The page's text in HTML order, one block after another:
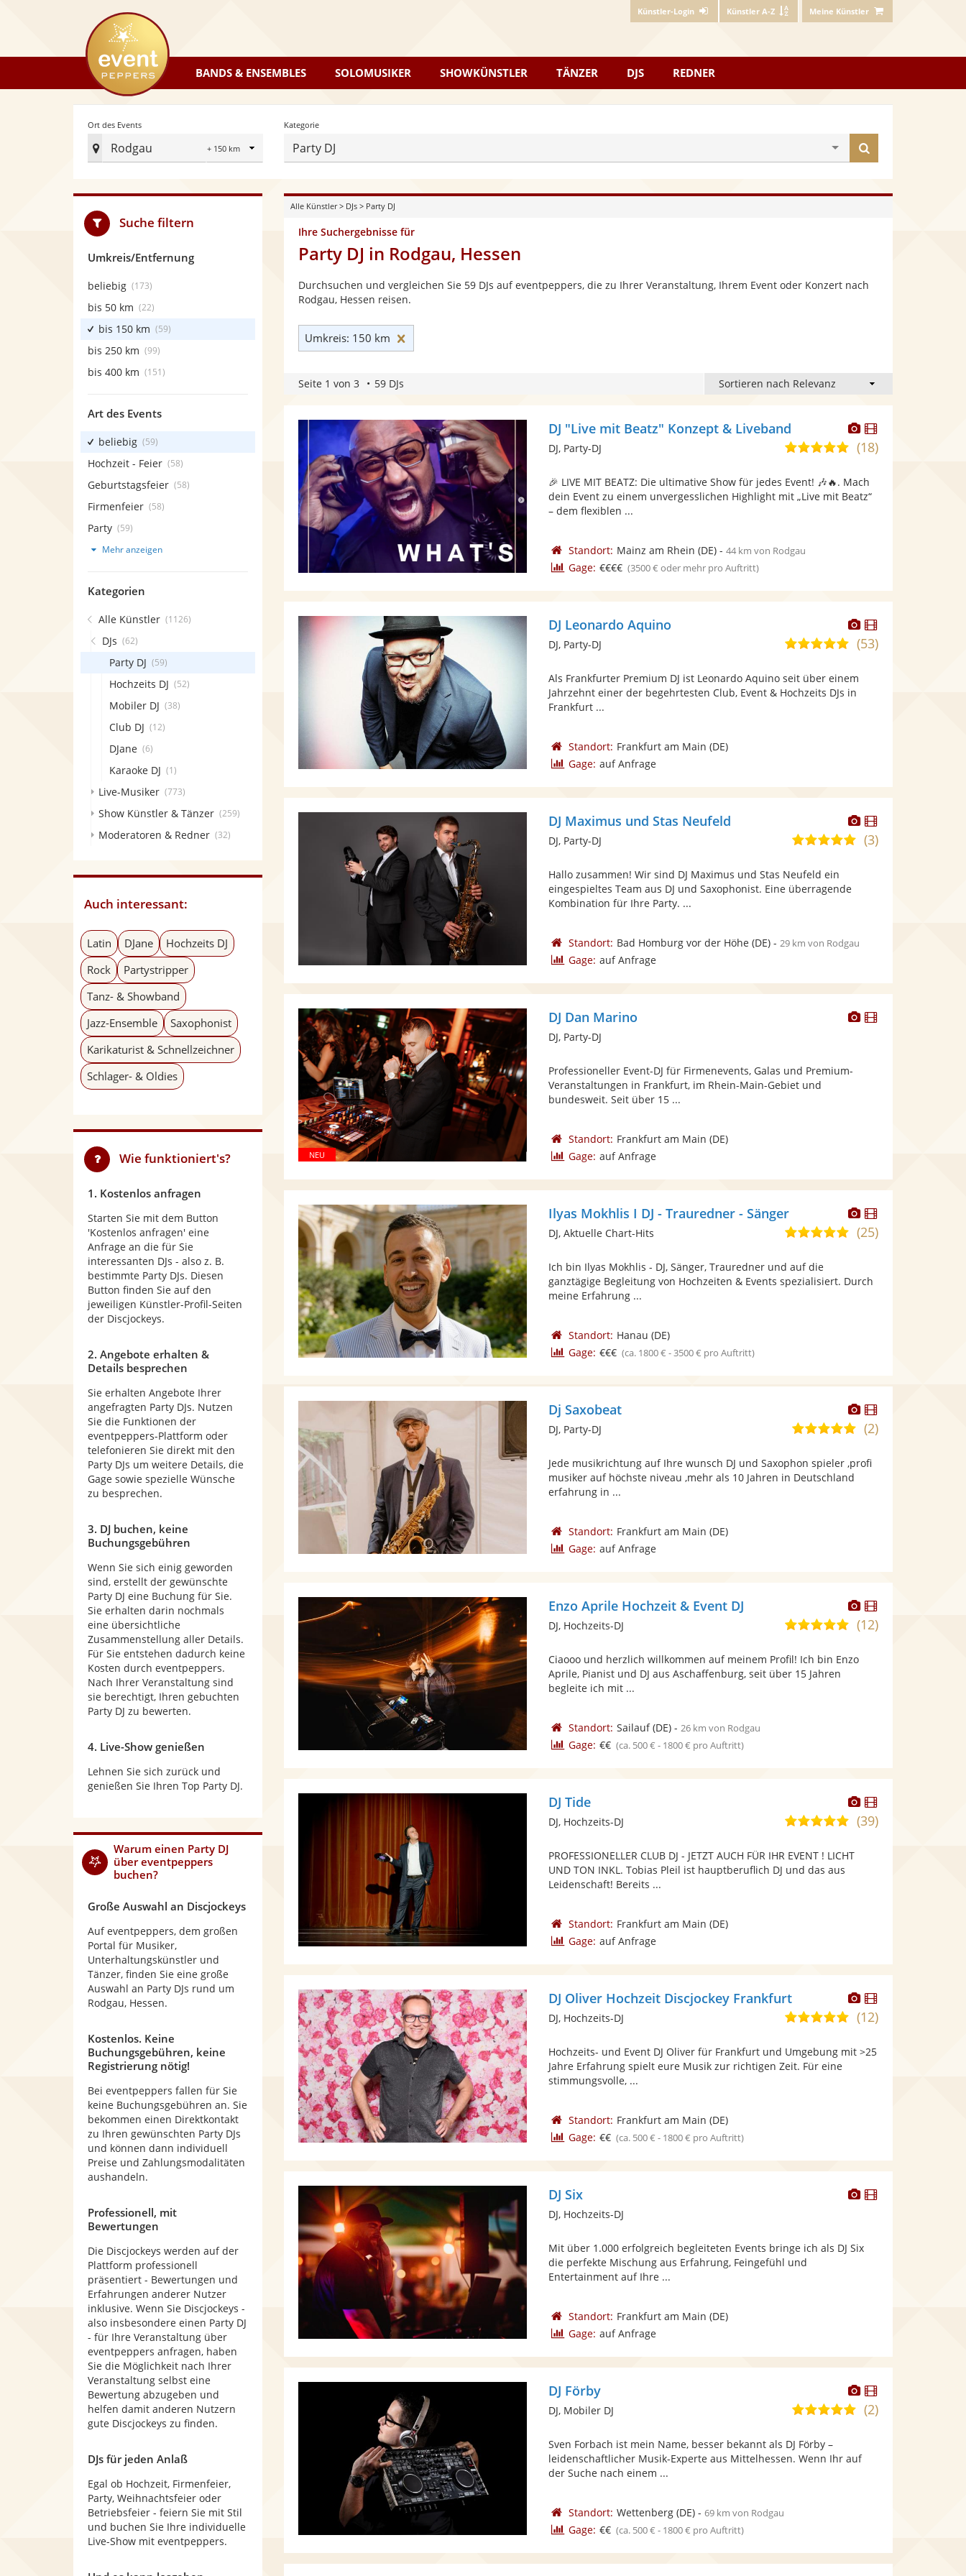
Künstler-Login Künstler A-Z Meine Künstler
eventpeppers
BANDS & ENSEMBLES SOLOMUSIKER SHOWKÜNSTLER TÄNZER DJS REDNER
Ort des Events
Rodgau
Radius
Ort
Events
festlegen
Kategorie
Party DJ
finden
Alle Künstler> DJs> Party DJ
Ihre Suchergebnisse für
Party DJ in Rodgau, Hessen
Durchsuchen und vergleichen Sie 59 DJs auf eventpeppers, die zu Ihrer Veranstaltung, Ihrem Event oder Konzert nach
Rodgau, Hessen reisen.
Umkreis: 150 km
Seite 1 von 3 59 DJs
Dieser
Künstler
stellt
Fotos
bereit.
Dieser
Künstler
DJ "Live mit Beatz" Konzept & Liveband
4,9
5
Sternen
(18)
DJ, Party-DJ
🎉 LIVE MIT BEATZ: Die ultimative Show für jedes Event! 🎶🔥. Mach
dein Event zu einem unvergesslichen Highlight mit „Live mit Beatz“
– dem flexiblen ...
Standort: Mainz am Rhein (DE)- 44 km von Rodgau
Gage: €€€€ (3500 € oder mehr pro Auftritt)
Dieser
Künstler
stellt
Dieser
Künstler
DJ Leonardo Aquino
5,0
5
Sternen
(53)
DJ, Party-DJ
Als Frankfurter Premium DJ ist Leonardo Aquino seit über einem
Jahrzehnt einer der begehrtesten Club, Event & Hochzeits DJs in
Frankfurt ...
Standort: Frankfurt am Main (DE)
Gage: auf Anfrage
Dieser
Künstler
stellt
Dieser
Künstler
DJ Maximus und Stas Neufeld
4,9(3)
DJ, Party-DJ
Hallo zusammen! Wir sind DJ Maximus und Stas Neufeld ein
eingespieltes Team aus DJ und Saxophonist. Eine überragende
Kombination für Ihre Party. ...
Standort: Bad Homburg vor der Höhe(DE)- 29 km von Rodgau
Gage: auf Anfrage
DieserDieser
DJ Dan Marino
DJ, Party-DJ
Professioneller Event-DJ für Firmenevents, Galas und Premium-
Veranstaltungen in Frankfurt, im Rhein-Main-Gebiet und
bundesweit. Seit über 15 ...
Standort: Frankfurt am Main (DE)
Gage: auf Anfrage
Dieser
Künstler
stellt
bereit.
Dieser
Künstler
Ilyas Mokhlis I DJ - Trauredner - Sänger
5,0
Sternen
(25)
DJ, Aktuelle Chart-Hits
Ich bin Ilyas Mokhlis - DJ, Sänger, Trauredner und auf die
ganztägige Begleitung von Hochzeiten & Events spezialisiert. Durch
meine Erfahrung ...
Standort: Hanau (DE)
Gage: €€€ (ca. 1800 € - 3500 € pro Auftritt)
Dieser
Künstler
stellt
Fotos
bereit.
Dieser
Künstler
Dj Saxobeat
5,0
5
(2)
DJ, Party-DJ
Jede musikrichtung auf Ihre wunsch DJ und Saxophon spieler ,profi
musiker auf höchste niveau ,mehr als 10 Jahren in Deutschland
erfahrung in ...
Standort: Frankfurt am Main (DE)
Gage: auf Anfrage
Dieser
Künstler
stellt
Dieser
Künstler
Enzo Aprile Hochzeit & Event DJ
5,0
5
(12)
DJ, Hochzeits-DJ
Ciaooo und herzlich willkommen auf meinem Profil! Ich bin Enzo
Aprile, Pianist und DJ aus Aschaffenburg, seit über 15 Jahren
begleite ich mit ...
Standort: Sailauf(DE)- 26 km von Rodgau
Gage: €€ (ca. 500 € - 1800 € pro Auftritt)
Dieser
Künstler
stellt
Dieser
Künstler
DJ Tide
5,0
5
(39)
DJ, Hochzeits-DJ
PROFESSIONELLER CLUB DJ - JETZT AUCH FÜR IHR EVENT ! LICHT
UND TON INKL. Tobias Pleil ist hauptberuflich DJ und das aus
Leidenschaft! Bereits ...
Standort: Frankfurt am Main (DE)
Gage: auf Anfrage
Dieser
Künstler
stellt
bereit.
Dieser
Künstler
DJ Oliver Hochzeit Discjockey Frankfurt
5,0
5
(12)
DJ, Hochzeits-DJ
Hochzeits- und Event DJ Oliver für Frankfurt und Umgebung mit >25
Jahre Erfahrung spielt eure Musik zur richtigen Zeit. Für eine
stimmungsvolle, ...
Standort: Frankfurt am Main (DE)
Gage: €€ (ca. 500 € - 1800 € pro Auftritt)
Dieser
bereit.
Dieser
DJ Six
DJ, Hochzeits-DJ
Mit über 1.000 erfolgreich begleiteten Events bringe ich als DJ Six
die perfekte Mischung aus Erfahrung, Feingefühl und
Entertainment auf Ihre ...
Standort: Frankfurt am Main (DE)
Gage: auf Anfrage
Dieser
Künstler
stellt
bereit.
Dieser
Künstler
DJ Förby
5,0
Sternen
(2)
DJ, Mobiler DJ
Sven Forbach ist mein Name, besser bekannt als DJ Förby –
leidenschaftlicher Musik-Experte aus Mittelhessen. Wenn Ihr auf
der Suche nach einem ...
Standort: Wettenberg(DE)- 69 km von Rodgau
Gage: €€ (ca. 500 € - 1800 € pro Auftritt)
Suche filtern
Umkreis/Entfernung
beliebig (173)
bis 50 km (22)
bis 150 km (59)
bis 250 km (99)
bis 400 km (151)
Art des Events
beliebig (59)
Hochzeit - Feier (58)
Geburtstagsfeier (58)
Firmenfeier (58)
Party (59)
Mehr anzeigen
Kategorien
Alle Künstler (1126)
DJs (62)
Party DJ (59)
Hochzeits DJ (52)
Mobiler DJ (38)
Club DJ (12)
DJane (6)
Karaoke DJ (1)
Live-Musiker (773)
Show Künstler & Tänzer (259)
Moderatoren & Redner (32)
Auch interessant:
Latin DJane
Hochzeits DJ
Rock
Partystripper
Tanz- & Showband
Jazz-Ensemble
Saxophonist
Karikaturist & Schnellzeichner
Schlager- & Oldies
Wie funktioniert's?
1. Kostenlos anfragen
Starten Sie mit dem Button
'Kostenlos anfragen' eine
Anfrage an die für Sie
interessanten DJs - also z. B.
bestimmte Party DJs. Diesen
Button finden Sie auf den
jeweiligen Künstler-Profil-Seiten
der Discjockeys.
2. Angebote erhalten &
Details besprechen
Sie erhalten Angebote Ihrer
angefragten Party DJs. Nutzen
Sie die Funktionen der
eventpeppers-Plattform oder
telefonieren Sie direkt mit den
Party DJs um weitere Details, die
Gage sowie spezielle Wünsche
zu besprechen.
3. DJ buchen, keine
Buchungsgebühren
Wenn Sie sich einig geworden
sind, erstellt der gewünschte
Party DJ eine Buchung für Sie.
Sie erhalten darin nochmals
eine übersichtliche
Zusammenstellung aller Details.
Für Sie entstehen dadurch keine
Kosten durch eventpeppers.
Nach Ihrer Veranstaltung sind
sie berechtigt, Ihren gebuchten
Party DJ zu bewerten.
4. Live-Show genießen
Lehnen Sie sich zurück und
genießen Sie Ihren Top Party DJ.
Warum einen Party DJ
über eventpeppers
buchen?
Große Auswahl an Discjockeys
Auf eventpeppers, dem großen
Portal für Musiker,
Unterhaltungskünstler und
Tänzer, finden Sie eine große
Auswahl an Party DJs rund um
Rodgau, Hessen.
Kostenlos. Keine
Buchungsgebühren, keine
Registrierung nötig!
Bei eventpeppers fallen für Sie
keine Buchungsgebühren an. Sie
bekommen einen Direktkontakt
zu Ihren gewünschten Party DJs
und können dann individuell
Preise und Zahlungsmodalitäten
aushandeln.
Professionell, mit
Bewertungen
Die Discjockeys werden auf der
Plattform professionell
präsentiert - Bewertungen und
Erfahrungen anderer Nutzer
inklusive. Wenn Sie Discjockeys -
also insbesondere einen Party DJ
- für Ihre Veranstaltung über
eventpeppers anfragen, haben
Sie die Möglichkeit nach Ihrer
Veranstaltung selbst eine
Bewertung abzugeben und
helfen damit anderen Nutzern
gute Discjockeys zu finden.
DJs für jeden Anlaß
Egal ob Hochzeit, Firmenfeier,
Party, Weihnachtsfeier oder
Betriebsfeier - feiern Sie mit Stil
und buchen Sie Ihre individuelle
Live-Show mit eventpeppers.